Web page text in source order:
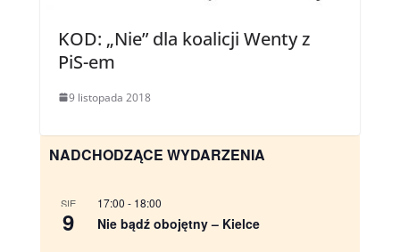
KOD: „Nie” dla koalicji Wenty z
PiS-em
9 listopada 2018
NADCHODZĄCE WYDARZENIA
SIE
9
17:00 - 18:00
Nie bądź obojętny – Kielce